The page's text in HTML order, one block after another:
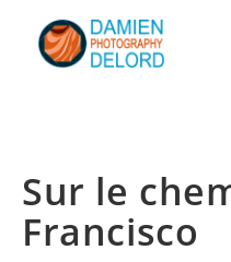
Sur le
Francisco